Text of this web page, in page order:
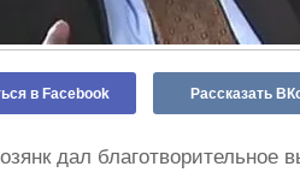
в Facebook Рассказать
дал благотворительное